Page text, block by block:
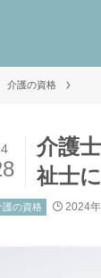
介護の資格
介護
祉士
護の資格 2024